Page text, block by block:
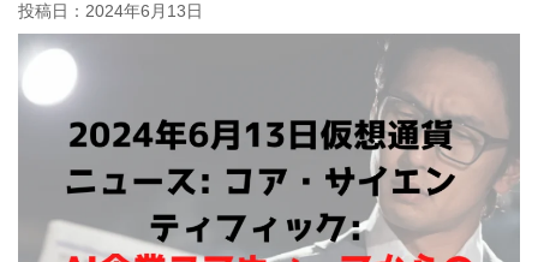
投稿日： 2024年6月13日